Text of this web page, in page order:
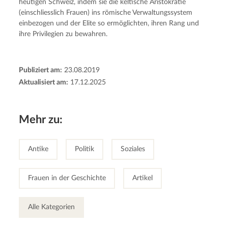
heutigen Schweiz, indem sie die keltische Aristokratie
(einschliesslich Frauen) ins römische Verwaltungssystem
einbezogen und der Elite so ermöglichten, ihren Rang und
ihre Privilegien zu bewahren.
Publiziert am: 23.08.2019
Aktualisiert am: 17.12.2025
Mehr zu:
Antike Politik Soziales
Frauen in der Geschichte Artikel
Alle Kategorien